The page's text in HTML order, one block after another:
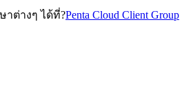
ต่างๆ ได้ที่?Penta Cloud Client Group